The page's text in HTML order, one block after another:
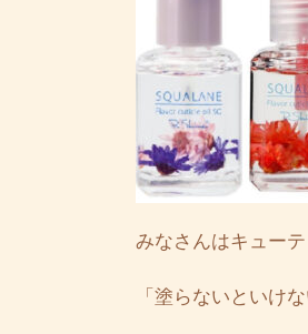
みなさんはキュー
「塗らないといけな